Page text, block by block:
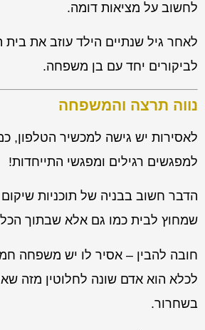
לחשוב על מציאות דומה.
לאחר גיל שנתיים הילד עוזב את בית
לביקורים יחד עם בן משפחה.
נווה תרצה והמשפחה
לאסירות יש גישה למכשיר הטלפון,
למפגשים רגילים ומפגשי התייחדות!
הדבר חשוב בבניה של תוכניות
שמחוץ לבית כמו גם אלא שבתוך
חובה להבין – אסיר לו יש משפחה
לכלא הוא אדם שונה לחלוטין מזה
בשחרור.